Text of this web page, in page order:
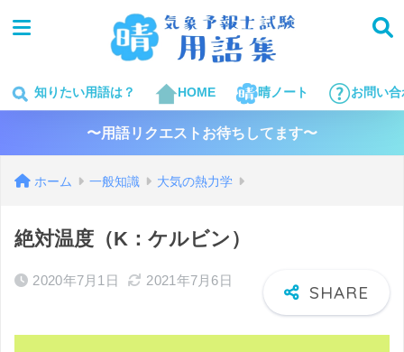
知りたい用語は？ HOME 晴ノート お問い
〜用語リクエストお待ちしてます〜
ホーム 一般知識 大気の熱力学
絶対温度（K：ケルビン）
2020年7月1日 2021年7月6日